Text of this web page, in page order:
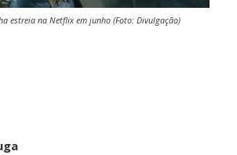
estreia na Netflix em junho (Foto: Divulgação)